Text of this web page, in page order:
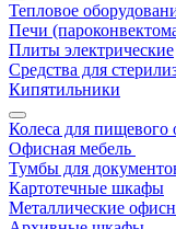
Тепловое
Печи
Плиты электрические
Средства для
Кипятильники
Колеса для пищевого
Офисная мебель
Тумбы для
Картотечные шкафы
Металлические